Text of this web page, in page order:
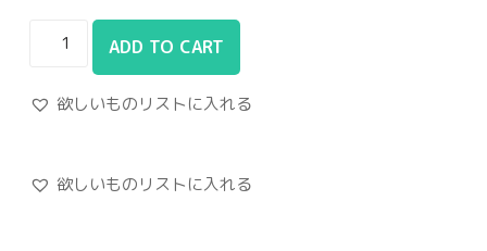
ADD TO CART
欲しいものリストに入れる
欲しいものリストに入れる